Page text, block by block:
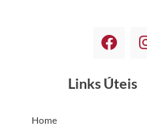
Links Úteis
Home